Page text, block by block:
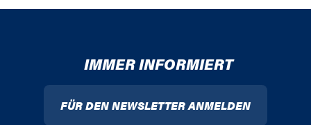
IMMER INFORMIERT
FÜR DEN NEWSLETTER ANMELDEN